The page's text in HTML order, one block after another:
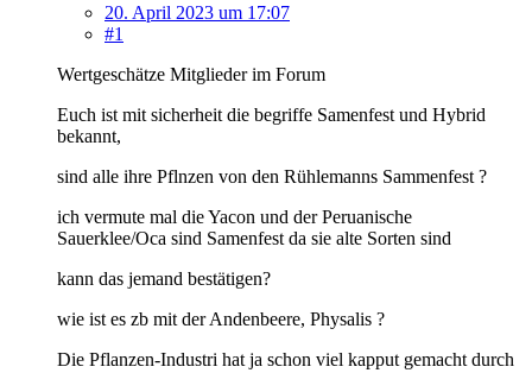
20. April 2023 um 17:07
#1
Wertgeschätze Mitglieder im Forum
Euch ist mit sicherheit die begriffe Samenfest und Hybrid
bekannt,
sind alle ihre Pflnzen von den Rühlemanns Sammenfest ?
ich vermute mal die Yacon und der Peruanische
Sauerklee/Oca sind Samenfest da sie alte Sorten sind
kann das jemand bestätigen?
wie ist es zb mit der Andenbeere, Physalis ?
Die Pflanzen-Industri hat ja schon viel kapput gemacht durch